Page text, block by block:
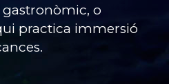
gastronòmic, o
practica immersió